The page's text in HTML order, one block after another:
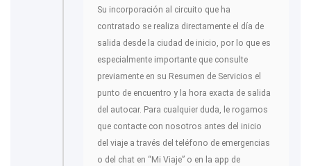
Su incorporación al circuito que ha
contratado se realiza directamente el día de
salida desde la ciudad de inicio, por lo que es
especialmente importante que consulte
previamente en su Resumen de Servicios el
punto de encuentro y la hora exacta de salida
del autocar. Para cualquier duda, le rogamos
que contacte con nosotros antes del inicio
del viaje a través del teléfono de emergencias
o del chat en “Mi Viaje” o en la app de